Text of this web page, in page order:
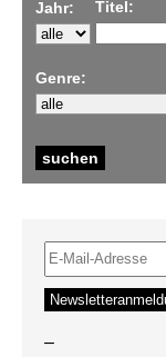
Jahr: Titel:
Genre:
–